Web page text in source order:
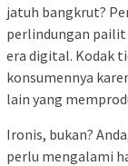
jatuh bangkrut?
perlindungan
era digital. Kodak
konsumennya
lain yang
Ironis, bukan?
perlu mengalami